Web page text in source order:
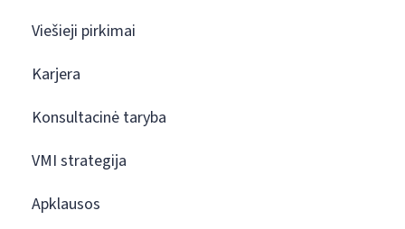
Viešieji pirkimai
Karjera
Konsultacinė taryba
VMI strategija
Apklausos